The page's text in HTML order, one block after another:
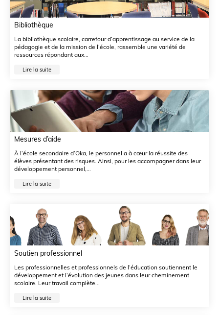
Bibliothèque
La bibliothèque scolaire, carrefour d’apprentissage au service de la
pédagogie et de la mission de l’école, rassemble une variété de
ressources répondant aux...
Lire la suite
Mesures d’aide
À l’école secondaire d’Oka, le personnel a à cœur la réussite des
élèves présentant des risques. Ainsi, pour les accompagner dans leur
développement personnel,...
Lire la suite
Soutien professionnel
Les professionnelles et professionnels de l’éducation soutiennent le
développement et l’évolution des jeunes dans leur cheminement
scolaire. Leur travail complète...
Lire la suite